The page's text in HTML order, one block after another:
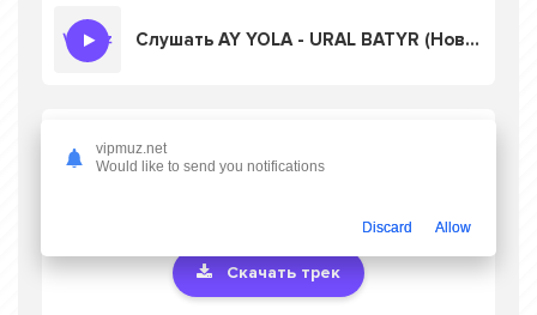
Слушать AY YOLA - URAL BATYR (Новый альбом 2025)
Скачать песню AY YOLA - URAL BATYR
(Новый альбом 2025)в mp3 или слушать
Скачать трек
vipmuz.net
Would like to send you notifications
Discard Allow